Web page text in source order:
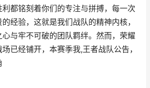
都铭刻着你们的专注与拼搏，每一次
经验，这就是我们战队的精神内核，
与牢不可破的团队羁绊。然而，荣耀
已经铺开，本赛季我,王者战队公告，